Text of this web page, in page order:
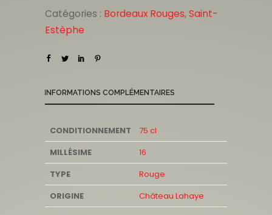
Catégories : Bordeaux Rouges,Saint-
Estèphe
INFORMATIONS COMPLÉMENTAIRES
CONDITIONNEMENT
75 cl
MILLÉSIME
16
TYPE
Rouge
ORIGINE
Château Lahaye